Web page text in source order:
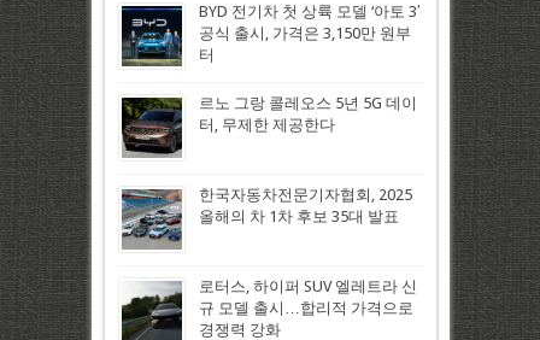
BYD 전기차 첫 상륙 모델 ‘아토 3′
공식 출시, 가격은 3,150만 원부
터
르노 그랑 콜레오스 5년 5G 데이
터, 무제한 제공한다
한국자동차전문기자협회, 2025
올해의 차 1차 후보 35대 발표
로터스, 하이퍼 SUV 엘레트라 신
규 모델 출시…합리적 가격으로
경쟁력 강화